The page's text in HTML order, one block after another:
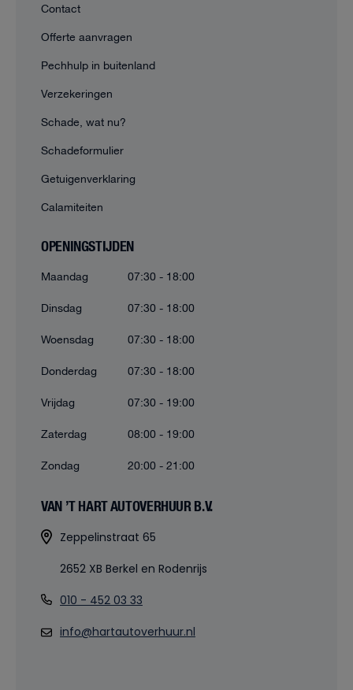
Contact
Offerte aanvragen
Pechhulp in buitenland
Verzekeringen
Schade, wat nu?
Schadeformulier
Getuigenverklaring
Calamiteiten
OPENINGSTIJDEN
Maandag
07:30 - 18:00
Dinsdag
07:30 - 18:00
Woensdag
07:30 - 18:00
Donderdag
07:30 - 18:00
Vrijdag
07:30 - 19:00
Zaterdag
08:00 - 19:00
Zondag
20:00 - 21:00
VAN ’T HART AUTOVERHUUR B.V.
Zeppelinstraat 65
2652 XB Berkel en Rodenrijs
010 - 452 03 33
info@hartautoverhuur.nl